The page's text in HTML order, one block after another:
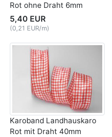
Rot ohne Draht 6mm
5,40 EUR
(0,21 EUR/m)
Karoband Landhauskaro
Rot mit Draht 40mm